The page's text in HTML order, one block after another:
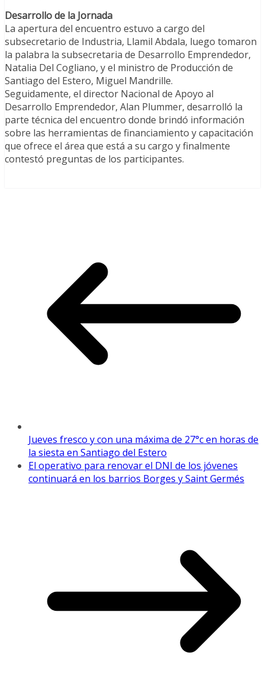
Desarrollo de la Jornada
La apertura del encuentro estuvo a cargo del
subsecretario de Industria, Llamil Abdala, luego tomaron
la palabra la subsecretaria de Desarrollo Emprendedor,
Natalia Del Cogliano, y el ministro de Producción de
Santiago del Estero, Miguel Mandrille.
Seguidamente, el director Nacional de Apoyo al
Desarrollo Emprendedor, Alan Plummer, desarrolló la
parte técnica del encuentro donde brindó información
sobre las herramientas de financiamiento y capacitación
que ofrece el área que está a su cargo y finalmente
contestó preguntas de los participantes.
Jueves fresco y con una máxima de 27°c en horas de
la siesta en Santiago del Estero
El operativo para renovar el DNI de los jóvenes
continuará en los barrios Borges y Saint Germés